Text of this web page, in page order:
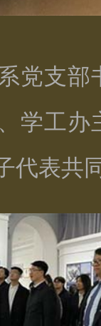
支部
学工
代表共